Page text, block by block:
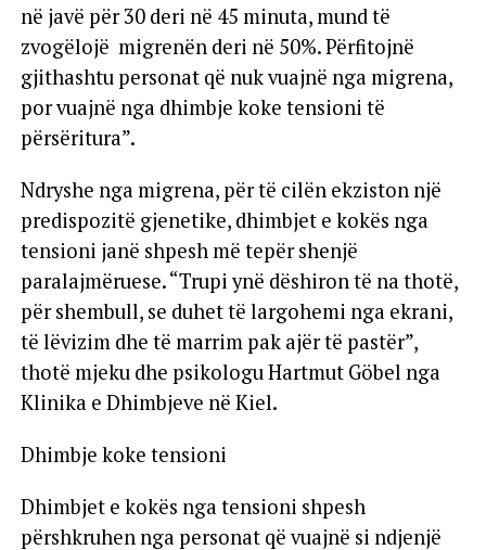
në javë për 30 deri në 45 minuta, mund të
zvogëlojë migrenën deri në 50%. Përfitojnë
gjithashtu personat që nuk vuajnë nga migrena,
por vuajnë nga dhimbje koke tensioni të
përsëritura”.
Ndryshe nga migrena, për të cilën ekziston një
predispozitë gjenetike, dhimbjet e kokës nga
tensioni janë shpesh më tepër shenjë
paralajmëruese. “Trupi ynë dëshiron të na thotë,
për shembull, se duhet të largohemi nga ekrani,
të lëvizim dhe të marrim pak ajër të pastër”,
thotë mjeku dhe psikologu Hartmut Göbel nga
Klinika e Dhimbjeve në Kiel.
Dhimbje koke tensioni
Dhimbjet e kokës nga tensioni shpesh
përshkruhen nga personat që vuajnë si ndjenjë